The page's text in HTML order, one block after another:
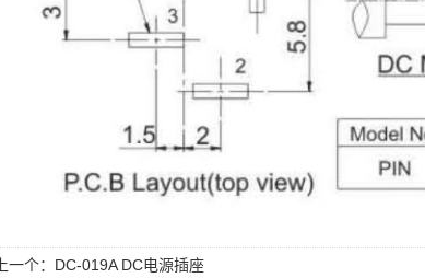
上一个： DC-019A DC电源插座